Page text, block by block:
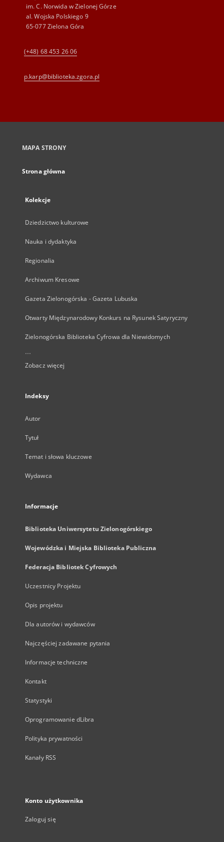
im. C. Norwida w Zielonej Górze
al. Wojska Polskiego 9
65-077 Zielona Góra
(+48) 68 453 26 06
p.karp@biblioteka.zgora.pl
MAPA STRONY
Strona główna
Kolekcje
Dziedzictwo kulturowe
Nauka i dydaktyka
Regionalia
Archiwum Kresowe
Gazeta Zielonogórska - Gazeta Lubuska
Otwarty Międzynarodowy Konkurs na Rysunek Satyryczny
Zielonogórska Biblioteka Cyfrowa dla Niewidomych
...
Zobacz więcej
Indeksy
Autor
Tytuł
Temat i słowa kluczowe
Wydawca
Informacje
Biblioteka Uniwersytetu Zielonogórskiego
Wojewódzka i Miejska Biblioteka Publiczna
Federacja Bibliotek Cyfrowych
Uczestnicy Projektu
Opis projektu
Dla autorów i wydawców
Najczęściej zadawane pytania
Informacje techniczne
Kontakt
Statystyki
Oprogramowanie dLibra
Polityka prywatności
Kanały RSS
Konto użytkownika
Zaloguj się